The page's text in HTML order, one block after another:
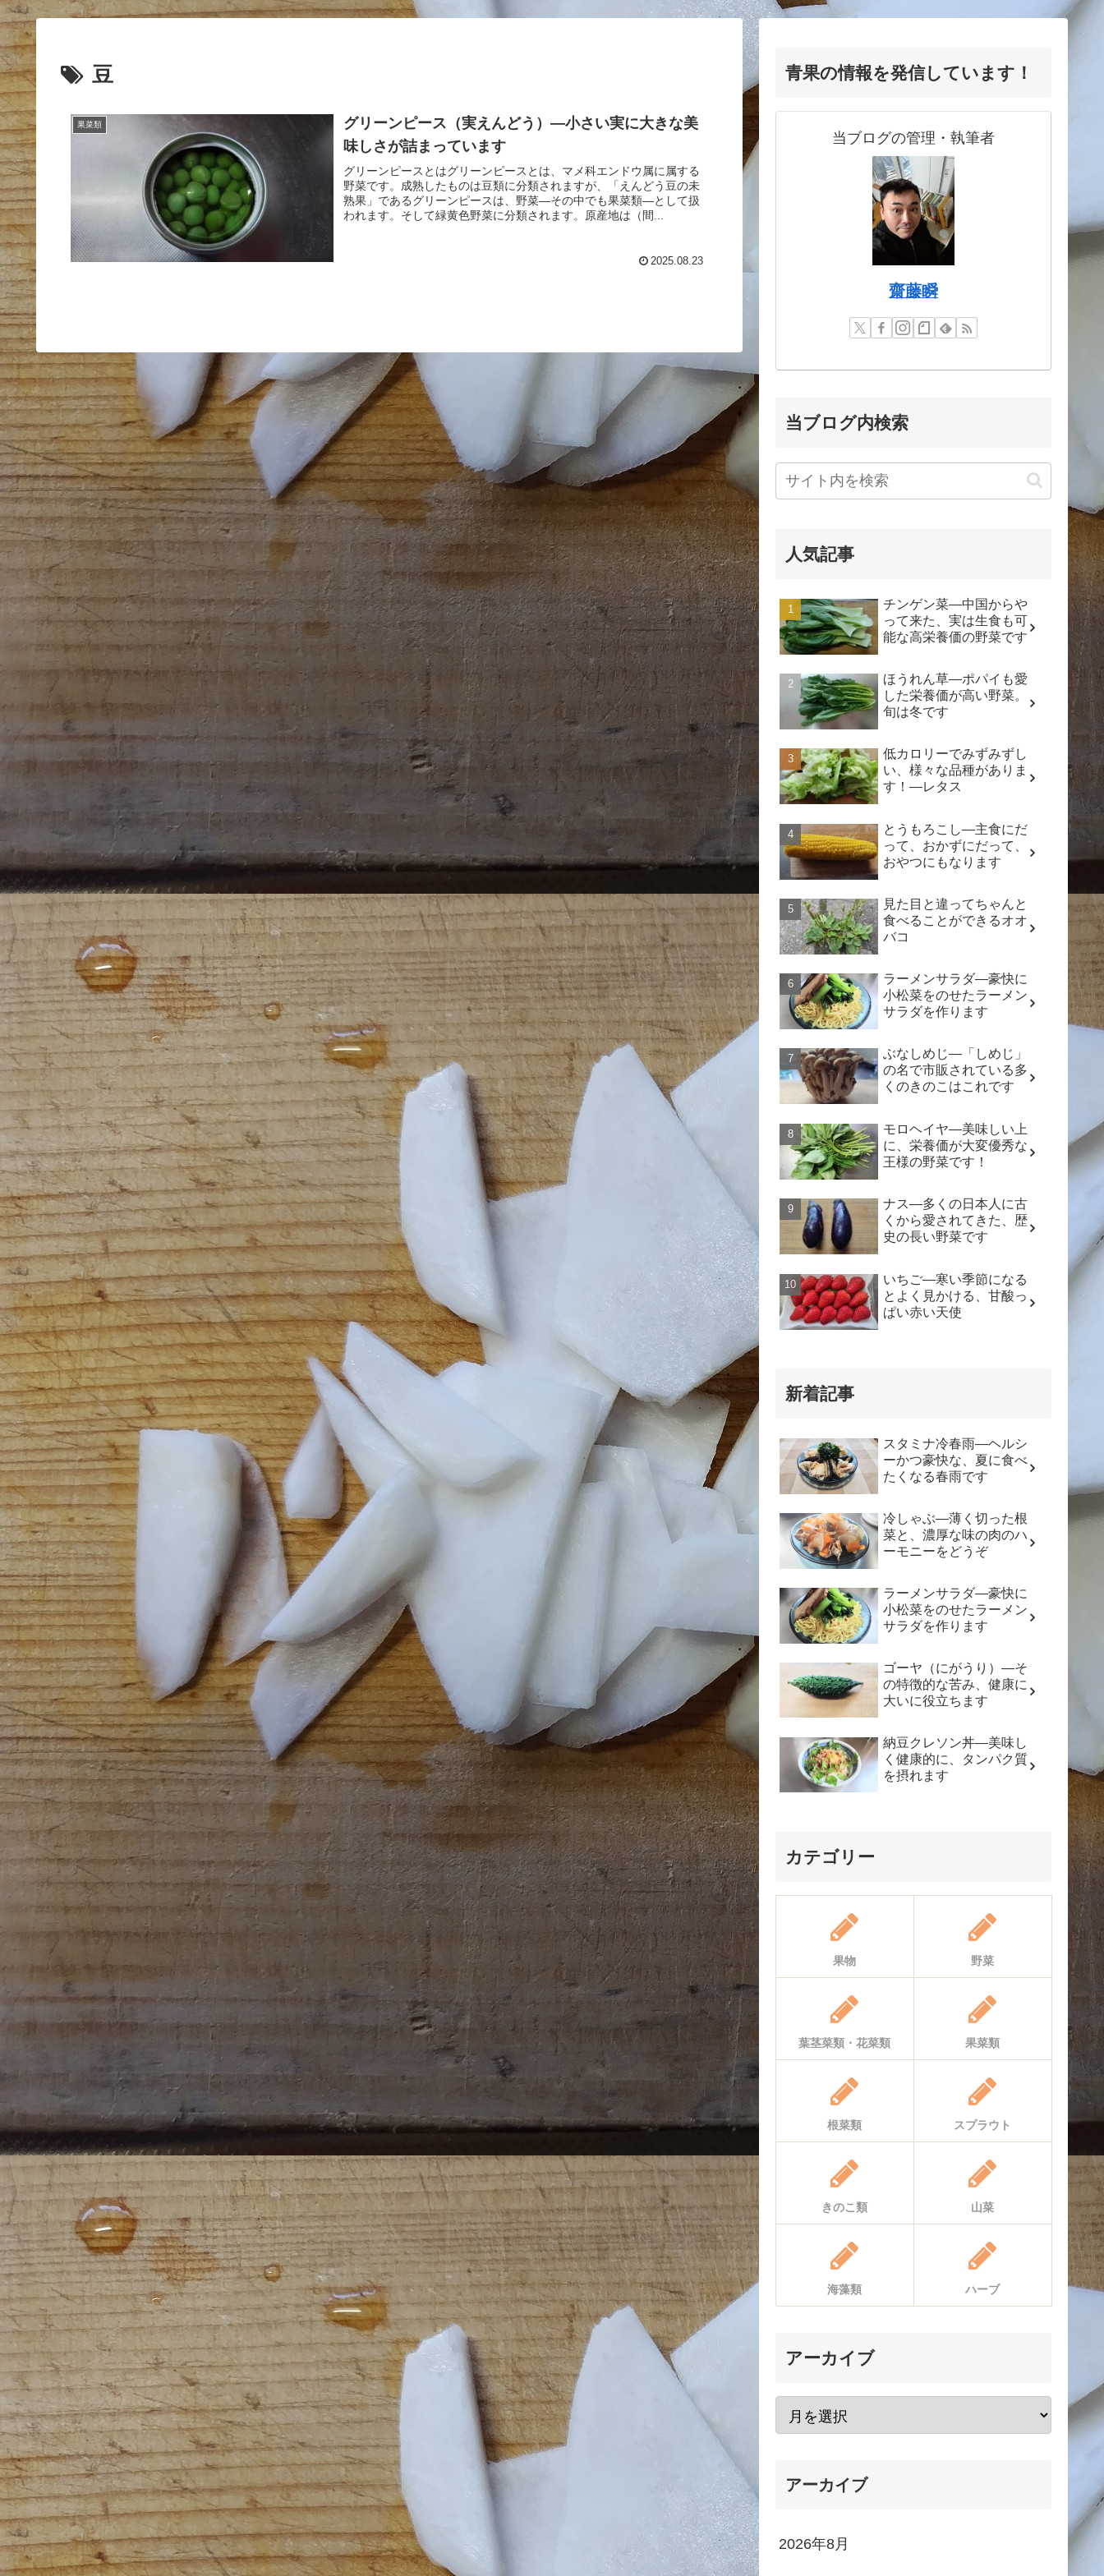
豆
果菜類
グリーンピース（実えんどう）―小さい実に大きな美
味しさが詰まっています
グリーンピースとはグリーンピースとは、マメ科エンドウ属に属する
野菜です。成熟したものは豆類に分類されますが、「えんどう豆の未
熟果」であるグリーンピースは、野菜―その中でも果菜類―として扱
われます。そして緑黄色野菜に分類されます。原産地は（間...
2025.08.23
青果の情報を発信しています！
当ブログの管理・執筆者
齋藤瞬
当ブログ内検索
人気記事
チンゲン菜―中国からや
って来た、実は生食も可
能な高栄養価の野菜です
ほうれん草―ポパイも愛
した栄養価が高い野菜。
旬は冬です
低カロリーでみずみずし
い、様々な品種がありま
す！―レタス
とうもろこし―主食にだ
って、おかずにだって、
おやつにもなります
見た目と違ってちゃんと
食べることができるオオ
バコ
ラーメンサラダ―豪快に
小松菜をのせたラーメン
サラダを作ります
ぶなしめじ―「しめじ」
の名で市販されている多
くのきのこはこれです
モロヘイヤ―美味しい上
に、栄養価が大変優秀な
王様の野菜です！
ナス―多くの日本人に古
くから愛されてきた、歴
史の長い野菜です
いちご―寒い季節になる
とよく見かける、甘酸っ
ぱい赤い天使
新着記事
スタミナ冷春雨―ヘルシ
ーかつ豪快な、夏に食べ
たくなる春雨です
冷しゃぶ―薄く切った根
菜と、濃厚な味の肉のハ
ーモニーをどうぞ
ラーメンサラダ―豪快に
小松菜をのせたラーメン
サラダを作ります
ゴーヤ（にがうり）―そ
の特徴的な苦み、健康に
大いに役立ちます
納豆クレソン丼―美味し
く健康的に、タンパク質
を摂れます
カテゴリー
果物 野菜
葉茎菜類・花菜類 果菜類
根菜類 スプラウト
きのこ類 山菜
海藻類 ハーブ
アーカイブ
アーカイブ
2026年8月